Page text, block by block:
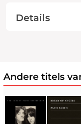
Details
Andere titels